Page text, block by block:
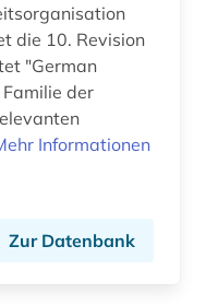
die 10. Revision
"German
der
Informationen
Zur Datenbank